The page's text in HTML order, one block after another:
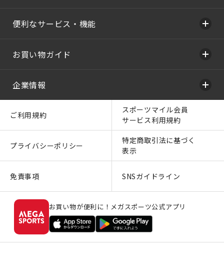
便利なサービス・機能
お買い物ガイド
企業情報
ご利用規約
スポーツマイル会員
サービス利用規約
プライバシーポリシー
特定商取引法に基づく
表示
免責事項 SNSガイドライン
お買い物が便利に！メガスポーツ公式アプリ